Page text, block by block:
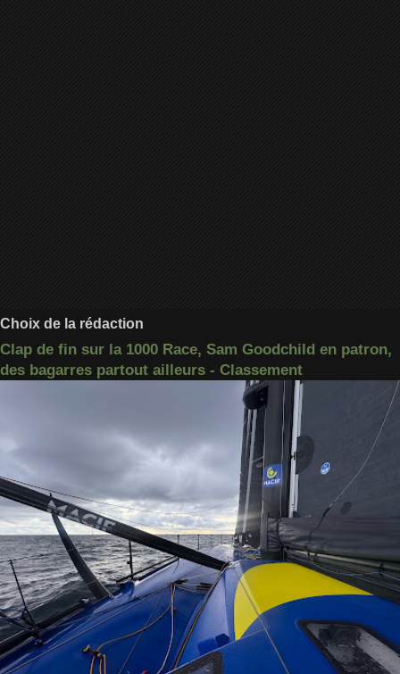
Choix de la rédaction
Clap de fin sur la 1000 Race, Sam Goodchild en patron,
des bagarres partout ailleurs - Classement